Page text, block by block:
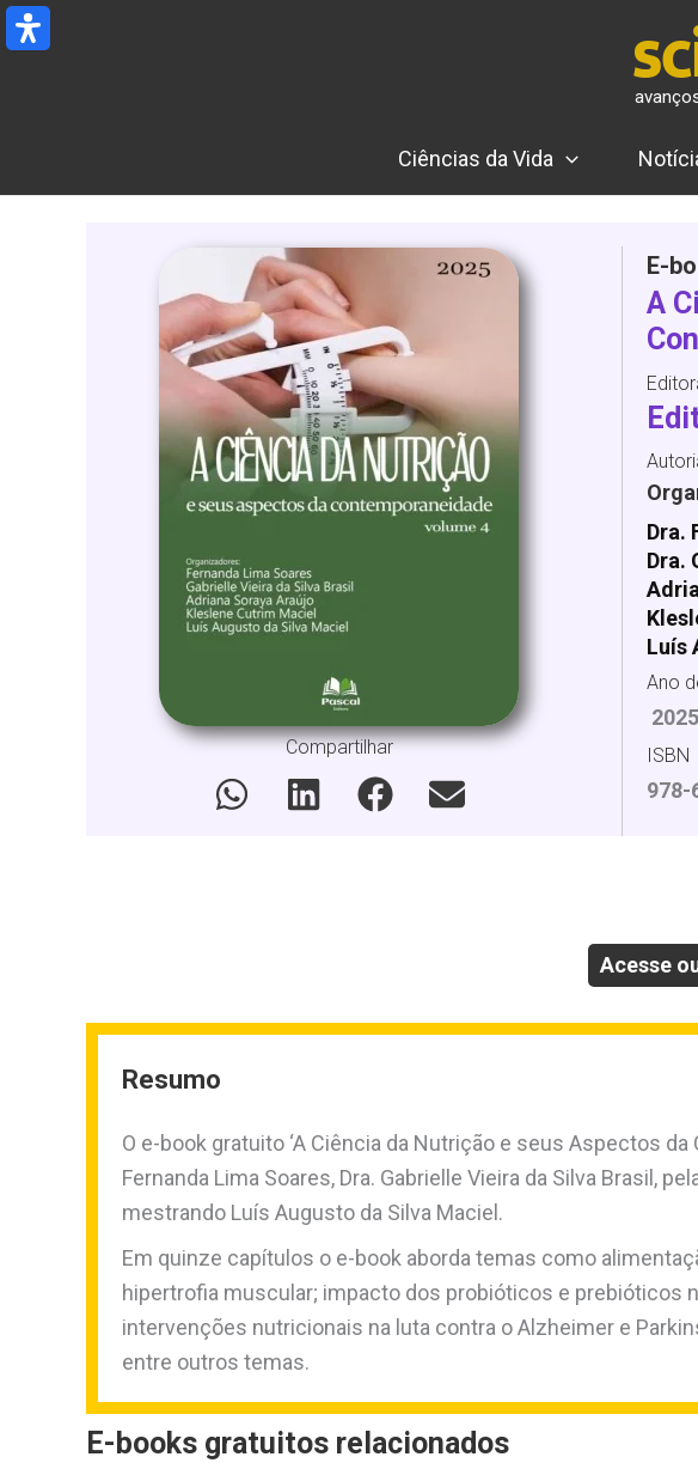
Ir
para
Ciências da Vida
Compartilhar
E-
A
Dra.
Dra.
Luís
Ano
2025
ISBN
978-
Acesse
Resumo
O e-book gratuito ‘A Ciência da Nutrição e seus Aspectos
Fernanda Lima Soares, Dra. Gabrielle Vieira da Silva Brasil,
mestrando Luís Augusto da Silva Maciel.
Em quinze capítulos o e-book aborda temas como
hipertrofia muscular; impacto dos probióticos e prebióticos
intervenções nutricionais na luta contra o Alzheimer e
entre outros temas.
E-books gratuitos relacionados